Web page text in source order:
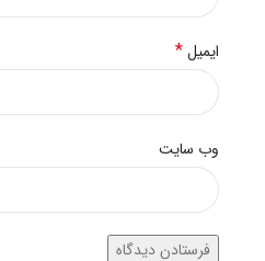
ایمیل*
وب‌ سایت